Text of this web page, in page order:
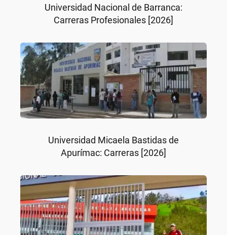
Universidad Nacional de Barranca:
Carreras Profesionales [2026]
Universidad Micaela Bastidas de
Apurímac: Carreras [2026]